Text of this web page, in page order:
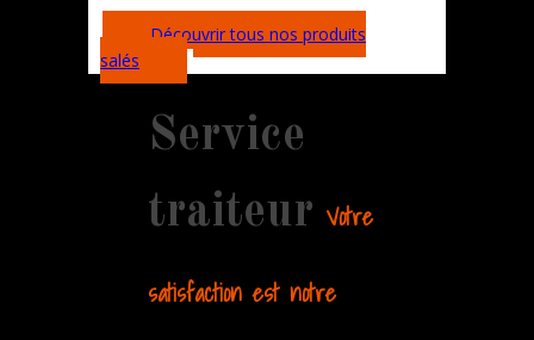
Découvrir tous nos produits
salés
Service
traiteur Votre
satisfaction est notre